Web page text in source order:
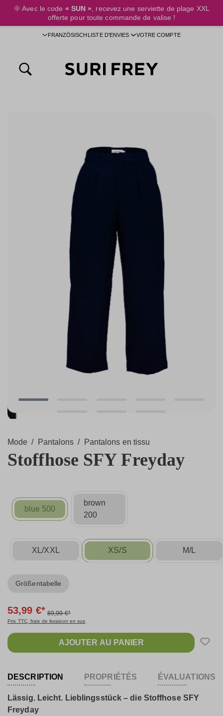
principal
🌞Avec le code « SUN » , recevez une serviette de plage XXL
offerte pour toute commande de valise !
FRANZÖSISCH LISTE D'ENVIES VOTRE COMPTE
Mode / Pantalons / Pantalons en tissu
Stoffhose SFY Freyday
DESCRIPTION PROPRIÉTÉS ÉVALUATIONS
Lässig. Leicht. Lieblingsstück – die Stoffhose SFY
Freyday
blue 500
brown
200
XL/XXL XS/S M/L
Größentabelle
53,99 €* 89,99 €*
Prix TTC, frais de livraison en sus
AJOUTER AU PANIER